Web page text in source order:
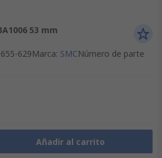
53 mm
655-629Marca: SMCNúmero de parte
Añadir al carrito